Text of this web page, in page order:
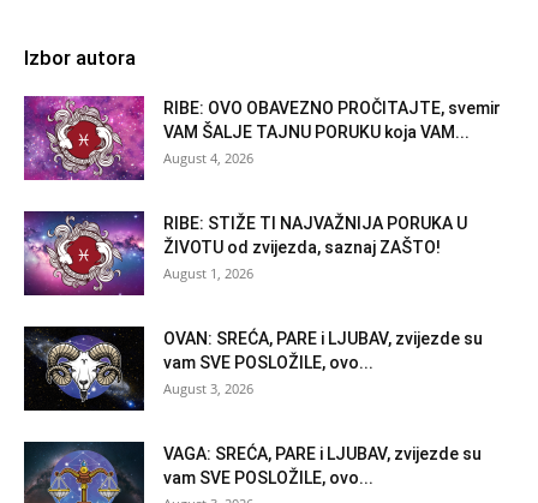
Izbor autora
RIBE: OVO OBAVEZNO PROČITAJTE, svemir
VAM ŠALJE TAJNU PORUKU koja VAM...
August 4, 2026
RIBE: STIŽE TI NAJVAŽNIJA PORUKA U
ŽIVOTU od zvijezda, saznaj ZAŠTO!
August 1, 2026
OVAN: SREĆA, PARE i LJUBAV, zvijezde su
vam SVE POSLOŽILE, ovo...
August 3, 2026
VAGA: SREĆA, PARE i LJUBAV, zvijezde su
vam SVE POSLOŽILE, ovo...